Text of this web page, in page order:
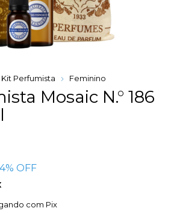
Kit Perfumista Feminino
Mosaic N.° 186
% OFF
com Pix